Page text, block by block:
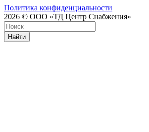
Политика конфиденциальности
2026 © ООО «ТД Центр Снабжения»
Найти